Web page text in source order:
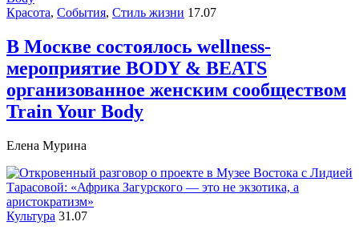
Красота, События, Стиль жизни 17.07
В Москве состоялось wellness-
мероприятие BODY & BEATS
организованное женским сообществом
Train Your Body
Елена Мурина
Культура 31.07